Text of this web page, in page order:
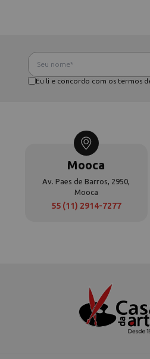
Eu li e concordo com os termos
Mooca
Av. Paes de Barros, 2950,
Mooca
55 (11) 2914-7277